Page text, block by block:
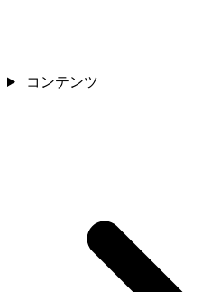
コンテンツ